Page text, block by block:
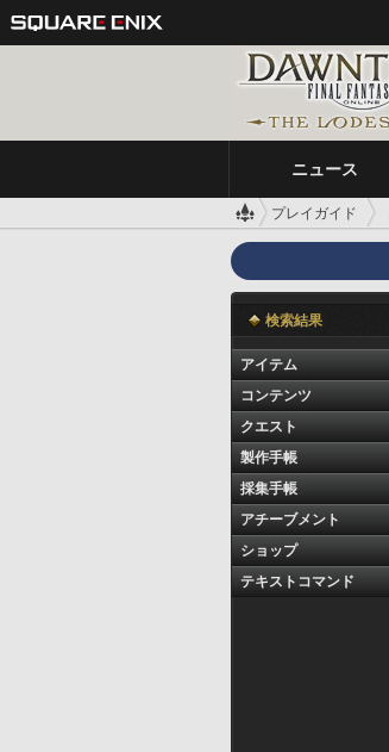
ニュース
プレイガイド
検索結果
アイテム
コンテンツ
クエスト
製作手帳
採集手帳
アチーブメント
ショップ
テキストコマンド